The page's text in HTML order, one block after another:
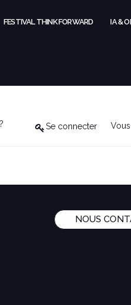
FESTIVAL THINK FORWARD IA &
Se connecter
NOUS